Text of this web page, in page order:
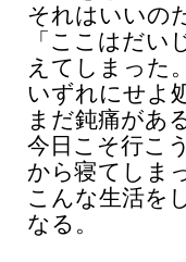
それはいいの
「ここはだ
えてしまった。
いずれにせよ
まだ鈍痛がある
今日こそ行こ
から寝てしま
こんな生活を
なる。